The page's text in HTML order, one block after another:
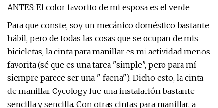
ANTES: El color favorito de mi esposa es el verde
Para que conste, soy un mecánico doméstico bastante
hábil, pero de todas las cosas que se ocupan de mis
bicicletas, la cinta para manillar es mi actividad menos
favorita (sé que es una tarea "simple", pero para mí
siempre parece ser una " faena"). Dicho esto, la cinta
de manillar Cycology fue una instalación bastante
sencilla y sencilla. Con otras cintas para manillar, a